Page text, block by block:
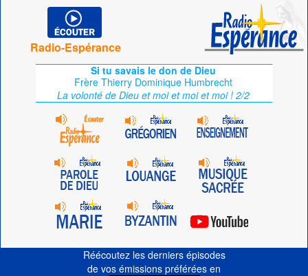
Radio-Espérance
Si tu savais le don de Dieu
Frère Thierry Dominique Humbrecht
La volonté de Dieu et moi et moi et moi ! 2/2
Réécoutez les derniers épisodes
de vos émissions préférées en